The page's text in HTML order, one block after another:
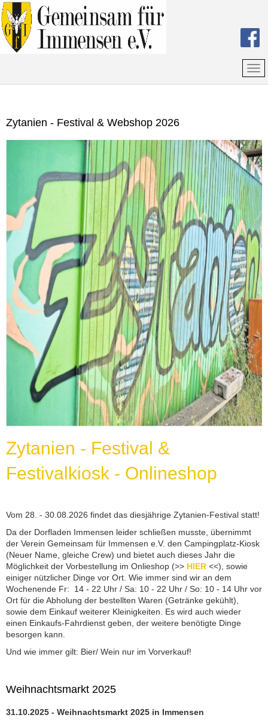
Zytanien - Festival & Webshop 2026
Zytanien - Festival &
Festivalkiosk - Onlineshop
Vom 28. - 30.08.2026 findet das diesjährige Zytanien-Festival statt!
Da der Dorfladen Immensen leider schließen musste, übernimmt
der Verein Gemeinsam für Immensen e.V. den Campingplatz-Kiosk
(Neuer Name, gleiche Crew) und bietet auch dieses Jahr die
Möglichkeit der Vorbestellung im Onlieshop (>> HIER <<), sowie
einiger nützlicher Dinge vor Ort. Wie immer sind wir an dem
Wochenende Fr: 14 - 22 Uhr / Sa: 10 - 22 Uhr / So: 10 - 14 Uhr vor
Ort für die Abholung der bestellten Waren (Getränke gekühlt),
sowie dem Einkauf weiterer Kleinigkeiten. Es wird auch wieder
einen Einkaufs-Fahrdienst geben, der weitere benötigte Dinge
besorgen kann.
Und wie immer gilt: Bier/ Wein nur im Vorverkauf!
Weihnachtsmarkt 2025
31.10.2025 - Weihnachtsmarkt 2025 in Immensen